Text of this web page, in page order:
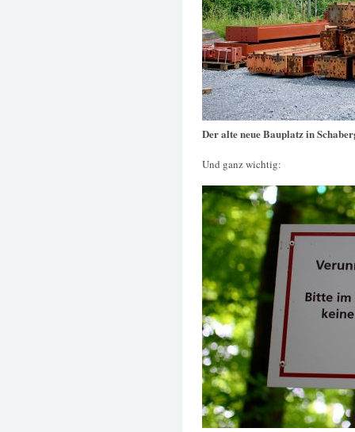
Der alte neue Bauplatz in
Und ganz wichtig: